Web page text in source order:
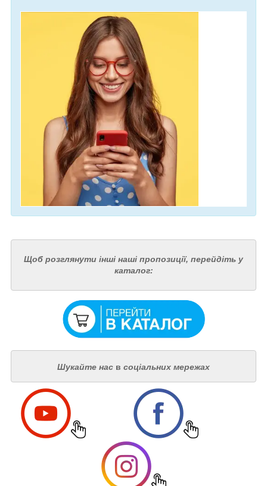
Щоб розглянути інші наші пропозиції, перейдіть у
каталог:
Шукайте нас в соціальних мережах